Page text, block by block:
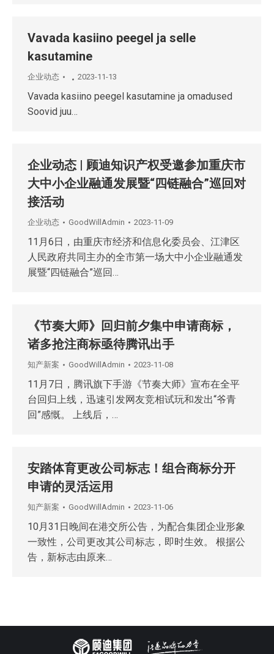
Vavada kasiino peegel ja selle
kasutamine
企业动态 2023-11-13
Vavada kasiino peegel kasutamine ja omadused
Soovid juu…
企业动态 | 顾迪知识产权受邀参加重庆市
大中小企业融通发展暨“四链融合”巡回对
接活动
企业动态 GoodWillAdmin 2023-11-09
11月6日，由重庆市经济和信息化委员会、江津区
人民政府共同主办的全市第一场大中小企业融通发
展暨“四链融合”巡回…
《节奏大师》回归前夕集中申请商标，
诸多抢注商标亟待腾讯出手
知产新案 GoodWillAdmin 2023-11-08
11月7日，腾讯旗下手游《节奏大师》宣布在全平
台回归上线，迅速引发网友竞相试玩和发出“爷青
回”感慨。 上线后，…
安踏体育更改公司标志！组合商标分开
申请的灵活运用
知产新案 GoodWillAdmin 2023-11-06
10月31日晚间在港交所公告，为配合集团企业形象
一致性，公司更改其公司标志，即时生效。 根据公
告，新标志由原来…